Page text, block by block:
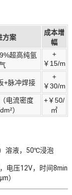
方案
成本增
幅
超高纯氩
+
￥15/m
+脉冲焊接
+
￥30/m
电流密度
）
+￥50/
㎡
溶液，50℃浸泡
电压12V，时间8min
）